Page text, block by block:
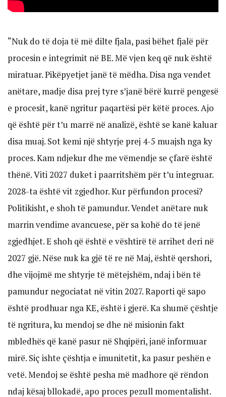
“Nuk do të doja të më dilte fjala, pasi bëhet fjalë për
procesin e integrimit në BE. Më vjen keq që nuk është
miratuar. Pikëpyetjet janë të mëdha. Disa nga vendet
anëtare, madje disa prej tyre s’janë bërë kurrë pengesë
e procesit, kanë ngritur paqartësi për këtë proces. Ajo
që është për t’u marrë në analizë, është se kanë kaluar
disa muaj. Sot kemi një shtyrje prej 4-5 muajsh nga ky
proces. Kam ndjekur dhe me vëmendje se çfarë është
thënë. Viti 2027 duket i paarritshëm për t’u integruar.
2028-ta është vit zgjedhor. Kur përfundon procesi?
Politikisht, e shoh të pamundur. Vendet anëtare nuk
marrin vendime avancuese, për sa kohë do të jenë
zgjedhjet. E shoh që është e vështirë të arrihet deri në
2027 gjë. Nëse nuk ka gjë të re në Maj, është qershori,
dhe vijojmë me shtyrje të mëtejshëm, ndaj i bën të
pamundur negociatat në vitin 2027. Raporti që sapo
është prodhuar nga KE, është i gjerë. Ka shumë çështje
të ngritura, ku mendoj se dhe në misionin fakt
mbledhës që kanë pasur në Shqipëri, janë informuar
mirë. Siç ishte çështja e imunitetit, ka pasur peshën e
vetë. Mendoj se është pesha më madhore që rëndon
ndaj kësaj bllokadë, apo proces pezull momentalisht.